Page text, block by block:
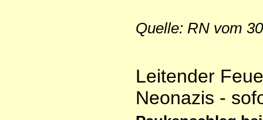
Quelle: RN vom
Leitender
Neonazis -